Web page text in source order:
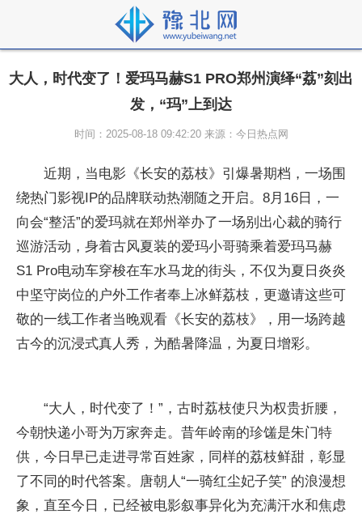
大人，时代变了！爱玛马赫S1 PRO郑州演绎“荔”刻出
发，“玛”上到达
时间：2025-08-18 09:42:20 来源：今日热点网
近期，当电影《长安的荔枝》引爆暑期档，一场围
绕热门影视IP的品牌联动热潮随之开启。8月16日，一
向会“整活”的爱玛就在郑州举办了一场别出心裁的骑行
巡游活动，身着古风夏装的爱玛小哥骑乘着爱玛马赫
S1 Pro电动车穿梭在车水马龙的街头，不仅为夏日炎炎
中坚守岗位的户外工作者奉上冰鲜荔枝，更邀请这些可
敬的一线工作者当晚观看《长安的荔枝》，用一场跨越
古今的沉浸式真人秀，为酷暑降温，为夏日增彩。
“大人，时代变了！”，古时荔枝使只为权贵折腰，
今朝快递小哥为万家奔走。昔年岭南的珍馐是朱门特
供，今日早已走进寻常百姓家，同样的荔枝鲜甜，彰显
了不同的时代答案。唐朝人“一骑红尘妃子笑” 的浪漫想
象，直至今日，已经被电影叙事异化为充满汗水和焦虑